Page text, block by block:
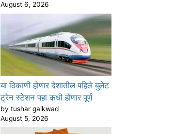
August 6, 2026
या ठिकाणी होणार देशातील पहिले बुलेट
ट्रेन स्टेशन पहा कधी होणार पूर्ण
by tushar gaikwad
August 5, 2026